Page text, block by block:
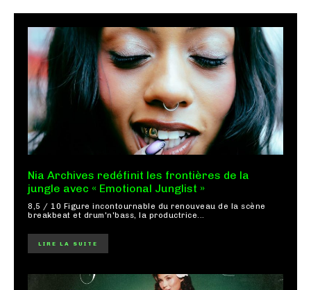
Nia Archives redéfinit les frontières de la
jungle avec « Emotional Junglist »
8,5 / 10 Figure incontournable du renouveau de la scène
breakbeat et drum'n'bass, la productrice...
LIRE LA SUITE